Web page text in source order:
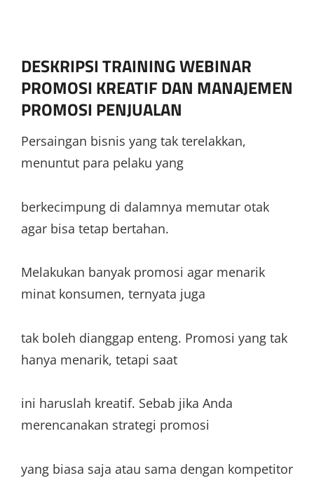
DESKRIPSI TRAINING WEBINAR
PROMOSI KREATIF DAN MANAJEMEN
PROMOSI PENJUALAN
Persaingan bisnis yang tak terelakkan,
menuntut para pelaku yang
berkecimpung di dalamnya memutar otak
agar bisa tetap bertahan.
Melakukan banyak promosi agar menarik
minat konsumen, ternyata juga
tak boleh dianggap enteng. Promosi yang tak
hanya menarik, tetapi saat
ini haruslah kreatif. Sebab jika Anda
merencanakan strategi promosi
yang biasa saja atau sama dengan kompetitor